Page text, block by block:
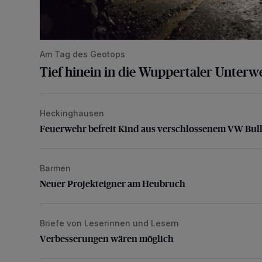
Am Tag des Geotops
Tief hinein in die Wuppertaler
Feuerwehr befreit Kind aus verschlossenem VW Bulli
Heckinghausen
Feuerwehr befreit Kind aus verschlossenem VW
Neuer Projekteigner am Heubruch
Barmen
Neuer Projekteigner am Heubruch
Verbesserungen wären möglich
Briefe von Leserinnen und Lesern
Verbesserungen wären möglich